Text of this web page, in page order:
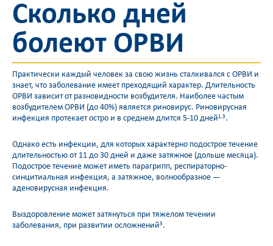
Сколько дней
болеют ОРВИ
Практически каждый человек за свою жизнь сталкивался с ОРВИ и
знает, что заболевание имеет преходящий характер. Длительность
ОРВИ зависит от разновидности возбудителя. Наиболее частым
возбудителем ОРВИ (до 40%) является риновирус. Риновирусная
инфекция протекает остро и в среднем длится 5-10 дней1,3 .
Однако есть инфекции, для которых характерно подострое течение
длительностью от 11 до 30 дней и даже затяжное (дольше месяца).
Подострое течение может иметь парагрипп, респираторно-
синцитиальная инфекция, а затяжное, волнообразное —
аденовирусная инфекция.
Выздоровление может затянуться при тяжелом течении
заболевания, при развитии осложнений3 .